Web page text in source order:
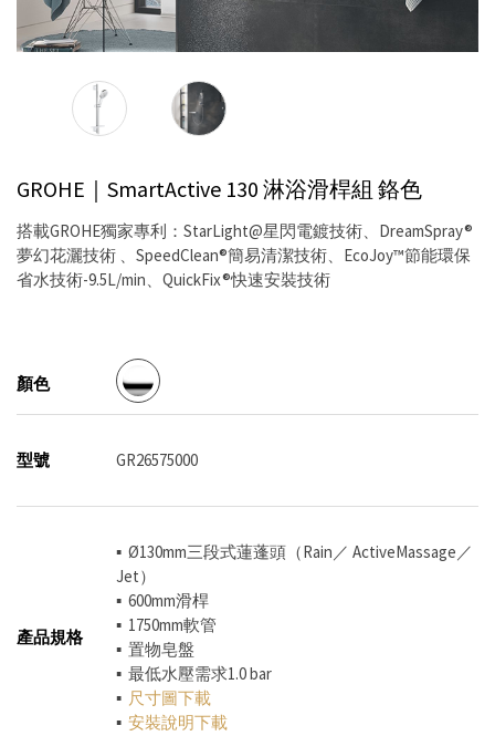
GROHE｜SmartActive 130 淋浴滑桿組 鉻色
搭載GROHE獨家專利：StarLight@星閃電鍍技術、DreamSpray®
夢幻花灑技術 、SpeedClean®簡易清潔技術、EcoJoy™節能環保
省水技術-9.5L/min、QuickFix®快速安裝技術
顏色
型號 GR26575000
產品規格
▪ Ø130mm三段式蓮蓬頭（Rain／ ActiveMassage／
Jet）
▪ 600mm滑桿
▪ 1750mm軟管
▪ 置物皂盤
▪ 最低水壓需求1.0 bar
▪ 尺寸圖下載
▪ 安裝說明下載